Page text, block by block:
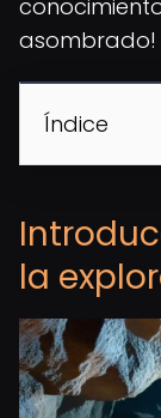
asombrado!
Índice
la